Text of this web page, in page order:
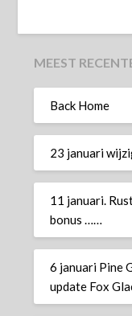
MEEST
Back Home
23 januari
11 januari.
bonus ……
6 januari Pine
update Fox